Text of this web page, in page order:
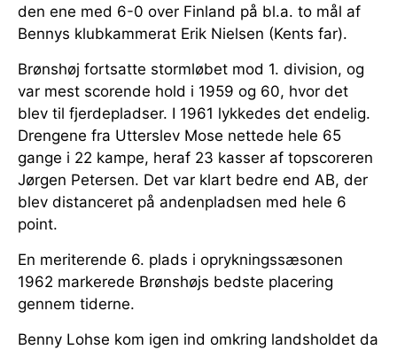
den ene med 6-0 over Finland på bl.a. to mål af
Bennys klubkammerat Erik Nielsen (Kents far).
Brønshøj fortsatte stormløbet mod 1. division, og
var mest scorende hold i 1959 og 60, hvor det
blev til fjerdepladser. I 1961 lykkedes det endelig.
Drengene fra Utterslev Mose nettede hele 65
gange i 22 kampe, heraf 23 kasser af topscoreren
Jørgen Petersen. Det var klart bedre end AB, der
blev distanceret på andenpladsen med hele 6
point.
En meriterende 6. plads i oprykningssæsonen
1962 markerede Brønshøjs bedste placering
gennem tiderne.
Benny Lohse kom igen ind omkring landsholdet da